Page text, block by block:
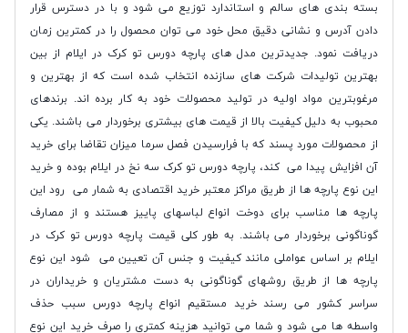
بسته بندی های سالم و استاندارد توزیع می شود و با در دسترس قرار
دادن آدرس و نشانی دقیق محل خود می توان محصول را در کمترین زمان
دریافت نمود. جدیدترین مدل های پارچه دورس تو کرک در ایلام از بین
بهترین تولیدات شرکت های سازنده انتخاب شده است که از بهترین و
مرغوبترین مواد اولیه در تولید محصولات خود به کار برده اند. برندهای
محبوب به دلیل کیفیت بالا از قیمت های بیشتری برخوردار می باشند. یکی
از محصولات مورد پسند که با فرارسیدن فصل سرما میزان تقاضا برای خرید
آن افزایش پیدا می کند، پارچه دورس تو کرک سه نخ در ایلام بوده و خرید
این نوع پارچه ها از طریق مراکز معتبر خرید اقتصادی به شمار می رود این
پارچه ها مناسب برای دوخت انواع لباسهای پاییز هستند و از مصارف
گوناگونی برخوردار می باشند. به طور کلی قیمت پارچه دورس تو کرک در
ایلام بر اساس عواملی مانند کیفیت و جنس آن تعیین می شود این نوع
پارچه ها از طریق روشهای گوناگونی به دست مشتریان و خریداران در
سراسر کشور می رسند خرید مستقیم انواع پارچه دورس سبب حذف
واسطه ها می شود و شما می توانید هزینه کمتری را صرف خرید این نوع